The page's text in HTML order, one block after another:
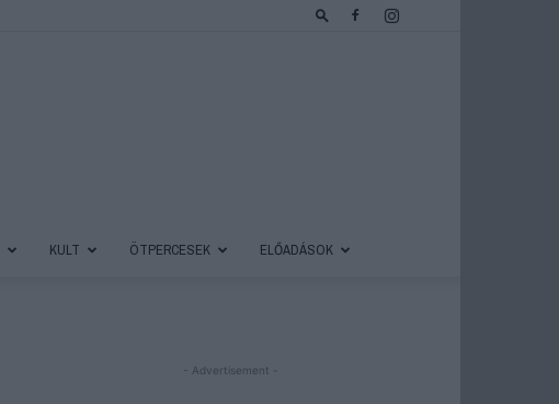
KULT ÖTPERCESEK ELŐADÁSOK
- Advertisement -